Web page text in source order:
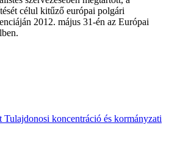
célul kitűző európai polgári
2012. május 31-én az Európai
Tulajdonosi koncentráció és kormányzati